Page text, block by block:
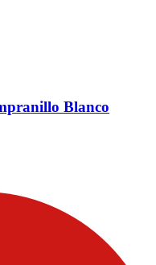
Blanco